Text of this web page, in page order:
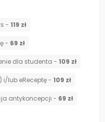
- 119 zł
- 69 zł
dla studenta - 109 zł
i/lub eReceptę - 109 zł
antykoncepcji - 69 zł